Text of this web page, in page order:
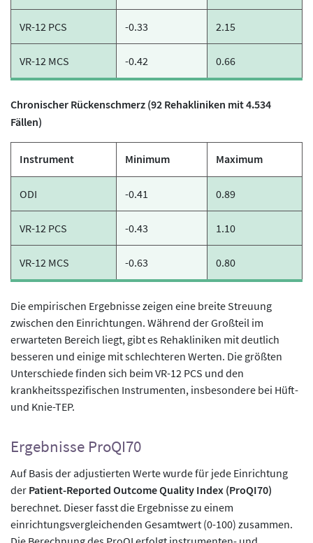
VR-12 PCS -0.33 2.15
VR-12 MCS -0.42 0.66
Chronischer Rückenschmerz (92 Rehakliniken mit 4.534
Fällen)
Instrument Minimum Maximum
ODI -0.41 0.89
VR-12 PCS -0.43 1.10
VR-12 MCS -0.63 0.80
Die empirischen Ergebnisse zeigen eine breite Streuung
zwischen den Einrichtungen. Während der Großteil im
erwarteten Bereich liegt, gibt es Rehakliniken mit deutlich
besseren und einige mit schlechteren Werten. Die größten
Unterschiede finden sich beim VR-12 PCS und den
krankheitsspezifischen Instrumenten, insbesondere bei Hüft-
und Knie-TEP.
Ergebnisse ProQI70
Auf Basis der adjustierten Werte wurde für jede Einrichtung
der Patient-Reported Outcome Quality Index (ProQI70)
berechnet. Dieser fasst die Ergebnisse zu einem
einrichtungsvergleichenden Gesamtwert (0-100) zusammen.